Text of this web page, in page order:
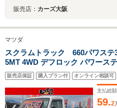
販売店： カーズ大阪
マツダ
スクラムトラック 660パワス
5MT 4WD デフロック パワース
行距離41740km 純正ラジオデッ
販売店保証 購入プラン付 オンライン相談可
支払総額
59.2